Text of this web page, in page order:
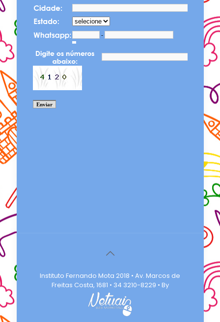
Instituto Fernando Mota 2018 • Av. Marcos de
Freitas Costa, 1681 • 34 3210-8229 • By